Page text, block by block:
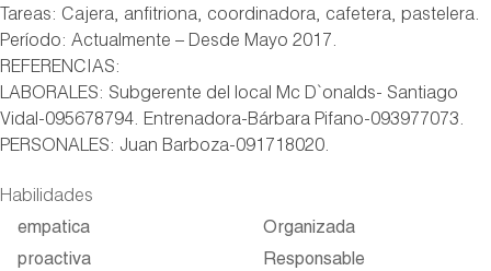
Tareas: Cajera, anfitriona, coordinadora, cafetera, pastelera.
Período: Actualmente – Desde Mayo 2017.
REFERENCIAS:
LABORALES: Subgerente del local Mc D`onalds- Santiago
Vidal-095678794. Entrenadora-Bárbara Pifano-093977073.
PERSONALES: Juan Barboza-091718020.
Habilidades
empatica
Organizada
proactiva
Responsable